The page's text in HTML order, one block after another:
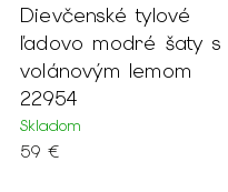
Dievčenské tylové
ľadovo modré šaty s
volánovým lemom
22954
Skladom
59 €